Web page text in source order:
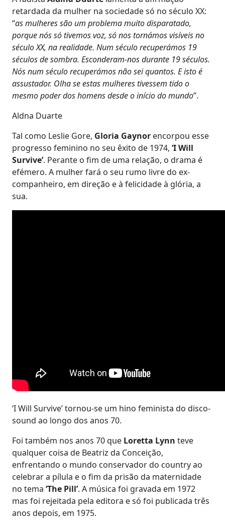
retardada da mulher na sociedade só no século XX:
“as mulheres são um problema muito disparatado,
porque nós só tivemos voz, só nos tornámos visíveis no
século XX, na realidade. Num século recuperámos 19
séculos de sombra. Esconderam-nos durante 19 séculos.
Nós num século recuperámos não sei quantos. E isto é
assustador. Olha se estas mulheres tivessem tido o
mesmo poder dos homens desde o início do mundo”.
Aldna Duarte
Tal como Leslie Gore, Gloria Gaynor encorpou esse
progresso feminino no seu êxito de 1974, ‘I Will
Survive’. Perante o fim de uma relação, o drama é
efémero. A mulher fará o seu rumo livre do ex-
companheiro, em direção e à felicidade à glória, a
sua.
‘I Will Survive’ tornou-se um hino feminista do disco-
sound ao longo dos anos 70.
Foi também nos anos 70 que Loretta Lynn teve
qualquer coisa de Beatriz da Conceição,
enfrentando o mundo conservador do country ao
celebrar a pílula e o fim da prisão da maternidade
no tema ‘The Pill’. A música foi gravada em 1972
mas foi rejeitada pela editora e só foi publicada três
anos depois, em 1975.